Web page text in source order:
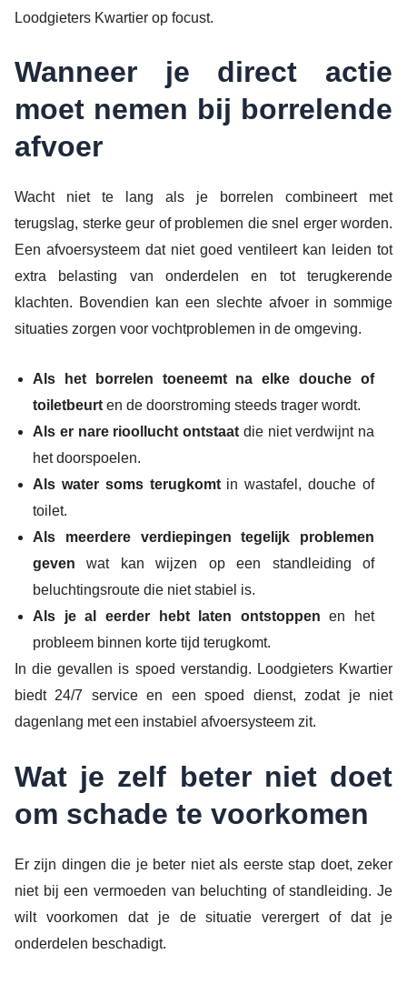
Loodgieters Kwartier op focust.
Wanneer je direct actie
moet nemen bij borrelende
afvoer
Wacht niet te lang als je borrelen combineert met
terugslag, sterke geur of problemen die snel erger worden.
Een afvoersysteem dat niet goed ventileert kan leiden tot
extra belasting van onderdelen en tot terugkerende
klachten. Bovendien kan een slechte afvoer in sommige
situaties zorgen voor vochtproblemen in de omgeving.
Als het borrelen toeneemt na elke douche of
toiletbeurt en de doorstroming steeds trager wordt.
Als er nare rioollucht ontstaat die niet verdwijnt na
het doorspoelen.
Als water soms terugkomtin wastafel, douche of
toilet.
Als meerdere verdiepingen tegelijk problemen
geven wat kan wijzen op een standleiding of
beluchtingsroute die niet stabiel is.
Als je al eerder hebt laten ontstoppen en het
probleem binnen korte tijd terugkomt.
In die gevallen is spoed verstandig. Loodgieters Kwartier
biedt 24/7 service en een spoed dienst, zodat je niet
dagenlang met een instabiel afvoersysteem zit.
Wat je zelf beter niet doet
om schade te voorkomen
Er zijn dingen die je beter niet als eerste stap doet, zeker
niet bij een vermoeden van beluchting of standleiding. Je
wilt voorkomen dat je de situatie verergert of dat je
onderdelen beschadigt.